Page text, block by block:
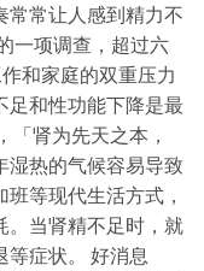
常常让人感到精力不
一项调查，超过六
和家庭的双重压力
足和性功能下降是最
「肾为先天之本，
湿热的气候容易导致
等现代生活方式，
。当肾精不足时，就
症状。 好消息